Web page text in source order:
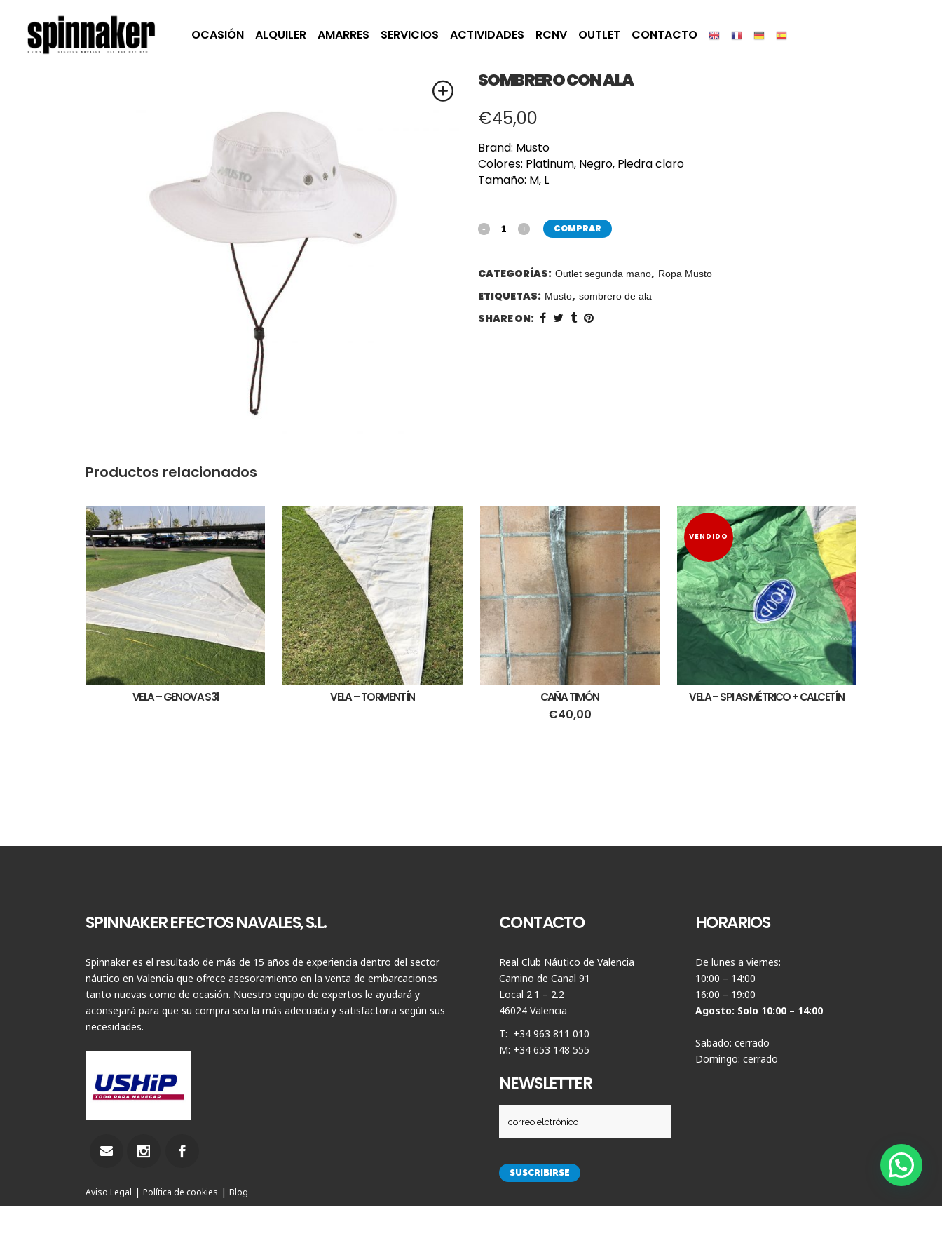
OCASIÓN ALQUILER AMARRES SERVICIOS ACTIVIDADES RCNV OUTLET CONTACTO
SOMBRERO CON ALA
€45,00
Brand: Musto
Colores: Platinum, Negro, Piedra claro
Tamaño: M, L
COMPRAR
CATEGORÍAS: Outlet segunda mano, Ropa Musto
ETIQUETAS: Musto, sombrero de ala
SHARE ON:
Productos relacionados
VELA – GENOVA S31 VELA – TORMENTÍN CAÑA TIMÓN
€40,00
VENDIDO
VELA – SPI ASIMÉTRICO + CALCETÍN
SPINNAKER EFECTOS NAVALES, S.L.
Spinnaker es el resultado de más de 15 años de experiencia dentro del sector
náutico en Valencia que ofrece asesoramiento en la venta de embarcaciones
tanto nuevas como de ocasión. Nuestro equipo de expertos le ayudará y
aconsejará para que su compra sea la más adecuada y satisfactoria según sus
necesidades.
Aviso Legal | Política de cookies | Blog
CONTACTO
Real Club Náutico de Valencia
Camino de Canal 91
Local 2.1 – 2.2
46024 Valencia
T: +34 963 811 010
M: +34 653 148 555
NEWSLETTER
HORARIOS
De lunes a viernes:
10:00 – 14:00
16:00 – 19:00
Agosto: Solo 10:00 – 14:00
Sabado: cerrado
Domingo: cerrado